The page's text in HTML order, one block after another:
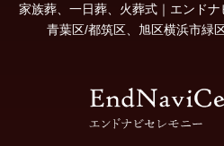
家族葬、一日葬、火葬式｜エンドナ
青葉区/都筑区、旭区横浜市緑